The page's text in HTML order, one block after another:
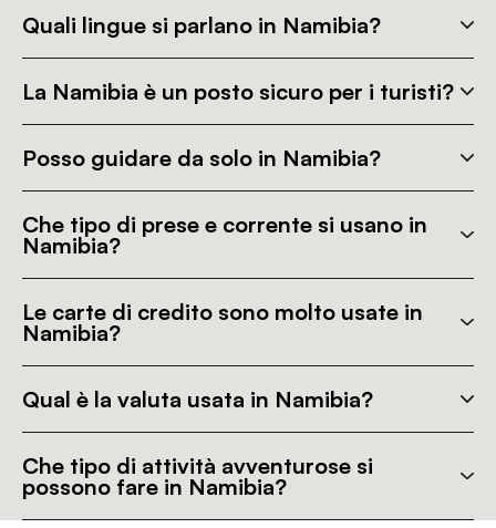
Quali lingue si parlano in Namibia?
La Namibia è un posto sicuro per i turisti?
Posso guidare da solo in Namibia?
Che tipo di prese e corrente si usano in
Namibia?
Le carte di credito sono molto usate in
Namibia?
Qual è la valuta usata in Namibia?
Che tipo di attività avventurose si
possono fare in Namibia?